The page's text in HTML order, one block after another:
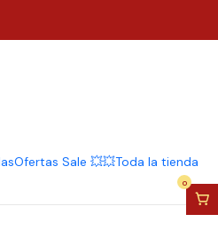
Ofertas Sale 💥💥Toda la tienda
0
Blanca
Comprar ahora